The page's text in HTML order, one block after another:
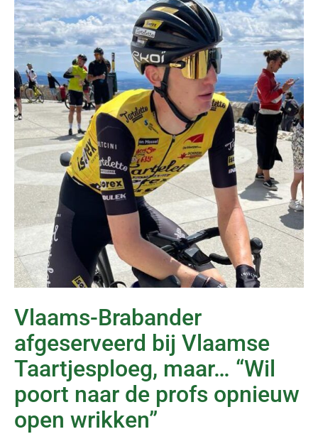
Vlaams-Brabander
afgeserveerd bij Vlaamse
Taartjesploeg, maar… “Wil
poort naar de profs opnieuw
open wrikken”